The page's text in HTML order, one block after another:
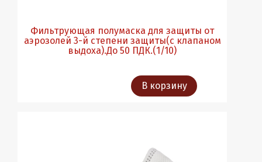
Фильтрующая полумаска для защиты от
аэрозолей 3-й степени защиты(с клапаном
выдоха).До 50 ПДК.(1/10)
В корзину